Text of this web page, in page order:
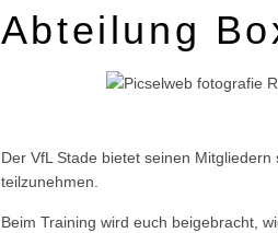
Abteilung
Der VfL Stade bietet seinen
teilzunehmen.
Beim Training wird euch beigebracht,